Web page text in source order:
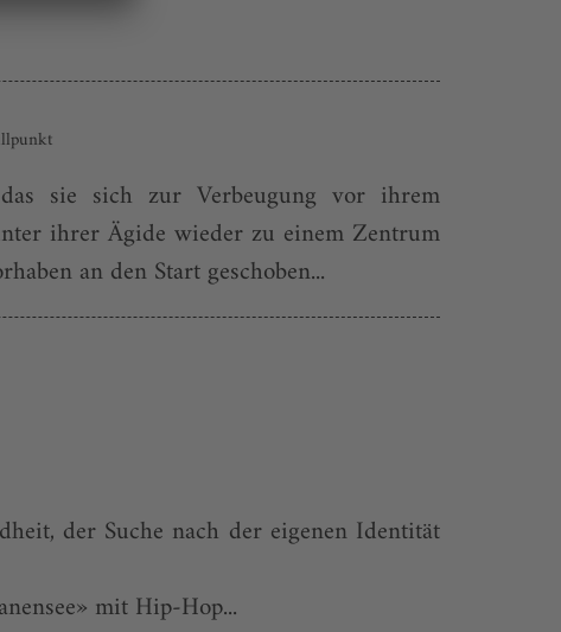
sie sich zur Verbeugung vor ihrem
ihrer Ägide wieder zu einem Zentrum
an den Start geschoben...
der Suche nach der eigenen Identität
mit Hip-Hop...